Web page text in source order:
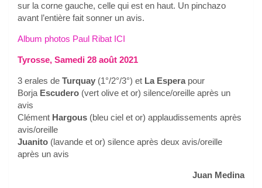
sur la corne gauche, celle qui est en haut. Un pinchazo
avant l’entière fait sonner un avis.
Album photos Paul Ribat ICI
Tyrosse, Samedi 28 août 2021
3 erales de Turquay (1°/2°/3°) et La Espera pour
Borja Escudero (vert olive et or) silence/oreille après un
avis
Clément Hargous (bleu ciel et or) applaudissements après
avis/oreille
Juanito (lavande et or) silence après deux avis/oreille
après un avis
Juan Medina